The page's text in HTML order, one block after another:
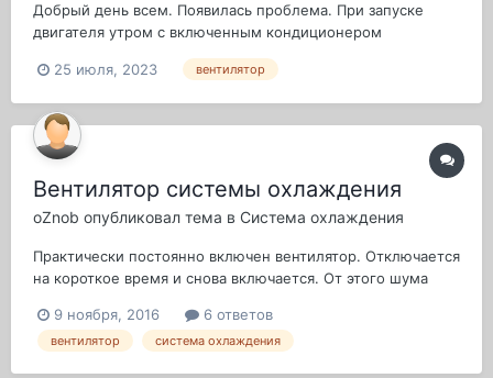
Добрый день всем. Появилась проблема. При запуске
двигателя утром с включенным кондиционером
скорее всего исходит от вентилятора охлаждения
кондиционер (вентилятор тоже остановится) и по...
25 июля, 2023 вентилятор
Вентилятор системы охлаждения
oZnob опубликовал тема в Система охлаждения
Практически постоянно включен вентилятор. Отключается
на короткое время и снова включается. От этого шума
Перегрева двигателя тоже не наблюдается. Температура
на панели приборов в норме. Местные гаражные спецы
9 ноября, 2016 6 ответов
вентилятор система охлаждения